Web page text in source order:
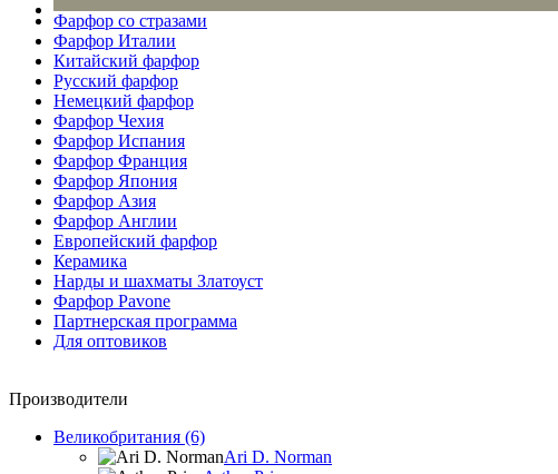
Фарфор со стразами
Фарфор Италии
Китайский фарфор
Русский фарфор
Немецкий фарфор
Фарфор Чехия
Фарфор Испания
Фарфор Франция
Фарфор Япония
Фарфор Азия
Фарфор Англии
Европейский фарфор
Керамика
Нарды и шахматы Златоуст
Фарфор Pavone
Партнерская программа
Для оптовиков
Производители
Великобритания (6)
Ari D. Norman